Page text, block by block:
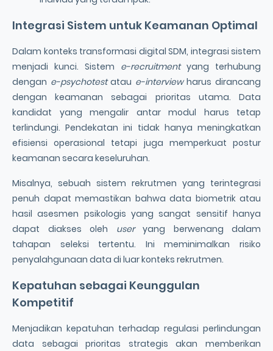
Integrasi Sistem untuk Keamanan Optimal
Dalam konteks transformasi digital SDM, integrasi sistem
menjadi kunci. Sistem e-recruitmentyang terhubung
dengan e-psychotestatau e-interviewharus dirancang
dengan keamanan sebagai prioritas utama. Data
kandidat yang mengalir antar modul harus tetap
terlindungi. Pendekatan ini tidak hanya meningkatkan
efisiensi operasional tetapi juga memperkuat postur
keamanan secara keseluruhan.
Misalnya, sebuah sistem rekrutmen yang terintegrasi
penuh dapat memastikan bahwa data biometrik atau
hasil asesmen psikologis yang sangat sensitif hanya
dapat diakses oleh useryang berwenang dalam
tahapan seleksi tertentu. Ini meminimalkan risiko
penyalahgunaan data di luar konteks rekrutmen.
Kepatuhan sebagai Keunggulan
Kompetitif
Menjadikan kepatuhan terhadap regulasi perlindungan
data sebagai prioritas strategis akan memberikan